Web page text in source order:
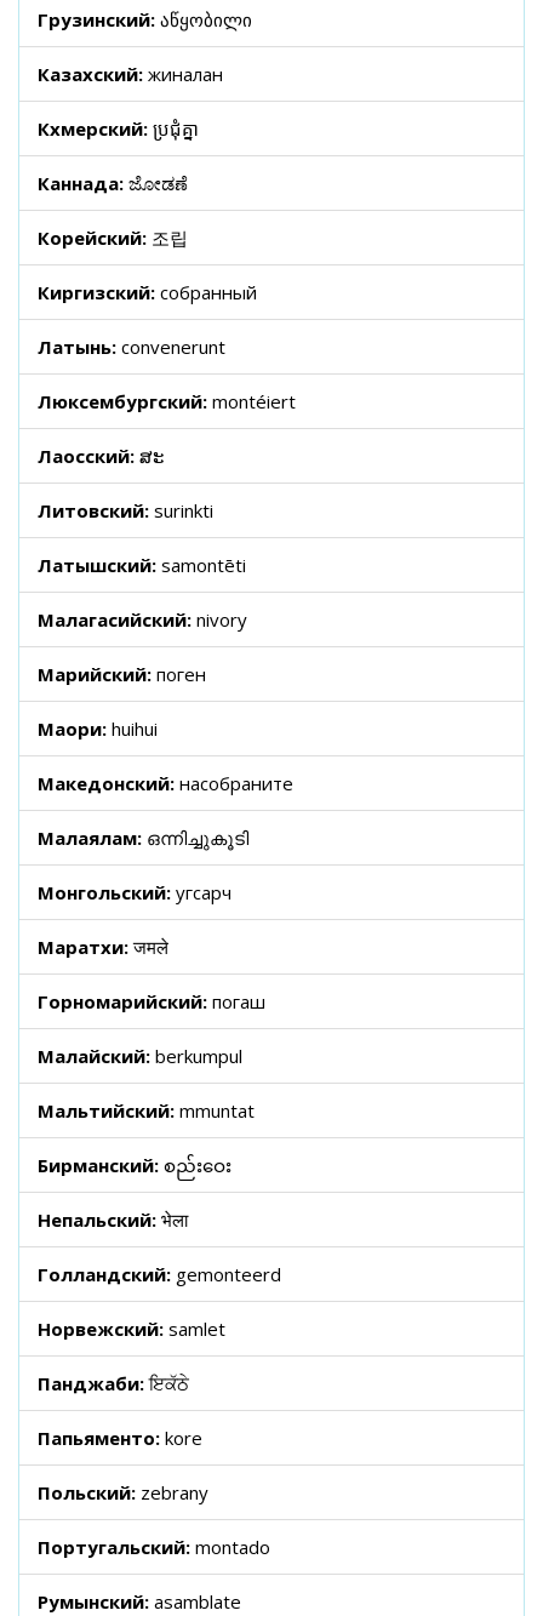
Грузинский: აწყობილი
Казахский: жиналған
Кхмерский: ប្រជុំគ្នា
Каннада: ಜೋಡಣೆ
Корейский: 조립
Киргизский: собранный
Латынь: convenerunt
Люксембургский: montéiert
Лаосский: ສະ
Литовский: surinkti
Латышский: samontēti
Малагасийский: nivory
Марийский: поген
Маори: huihui
Македонский: насобраните
Малаялам: ഒന്നിച്ചുകൂടി
Монгольский: угсарч
Маратхи:जमले
Горномарийский: погаш
Малайский: berkumpul
Мальтийский: mmuntat
Бирманский: စည်းဝေး
Непальский: भेला
Голландский: gemonteerd
Норвежский: samlet
Панджаби:ਇਕੱਠੇ
Папьяменто: kore
Польский: zebrany
Португальский: montado
Румынский: asamblate